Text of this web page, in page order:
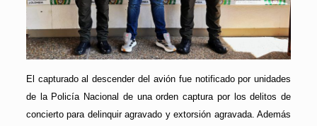
El capturado al descender del avión fue notificado por unidades
de la Policía Nacional de una orden captura por los delitos de
concierto para delinquir agravado y extorsión agravada. Además